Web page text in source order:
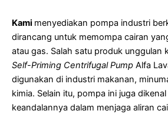
Kami menyediakan pompa industri
dirancang untuk memompa cairan
atau gas. Salah satu produk unggulan
Self-Priming Centrifugal Pump Alfa
digunakan di industri makanan,
kimia. Selain itu, pompa ini juga
keandalannya dalam menjaga aliran